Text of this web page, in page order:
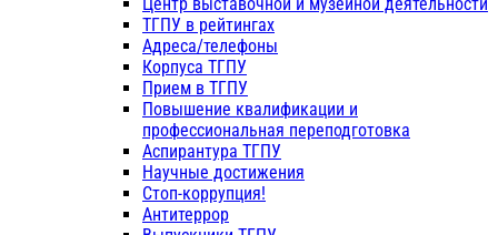
Центр выставочной и музейной деятельности
ТГПУ в рейтингах
Адреса/телефоны
Корпуса ТГПУ
Прием в ТГПУ
Повышение квалификации и
профессиональная переподготовка
Аспирантура ТГПУ
Научные достижения
Стоп-коррупция!
Антитеррор